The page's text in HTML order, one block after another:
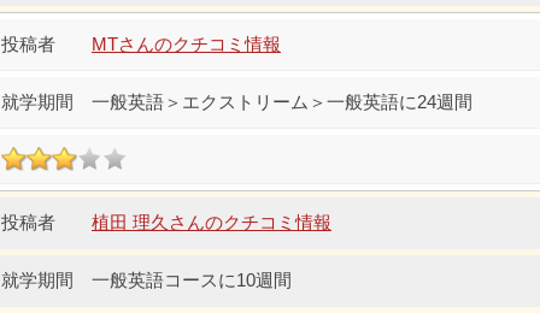
MTさんのクチコミ情報
一般英語＞エクストリーム＞一般英語に24週間
植田 理久さんのクチコミ情報
一般英語コースに10週間